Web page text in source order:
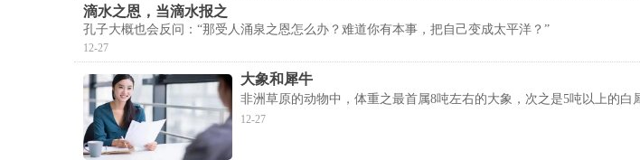
滴水之恩，当滴水报之
孔子大概也会反问：“那受人涌泉之恩怎么办？难道你有本事，把自己变成太平洋？”
12-27
大象和犀牛
非洲草原的动物中，体重之最首属8吨左右的大象，次之是5吨以上的白
12-27